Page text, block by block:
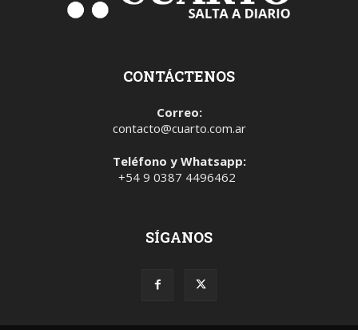
CONTÁCTENOS
Correo:
contacto@cuarto.com.ar
Teléfono y Whatsapp:
+54 9 0387 4496462
SÍGANOS